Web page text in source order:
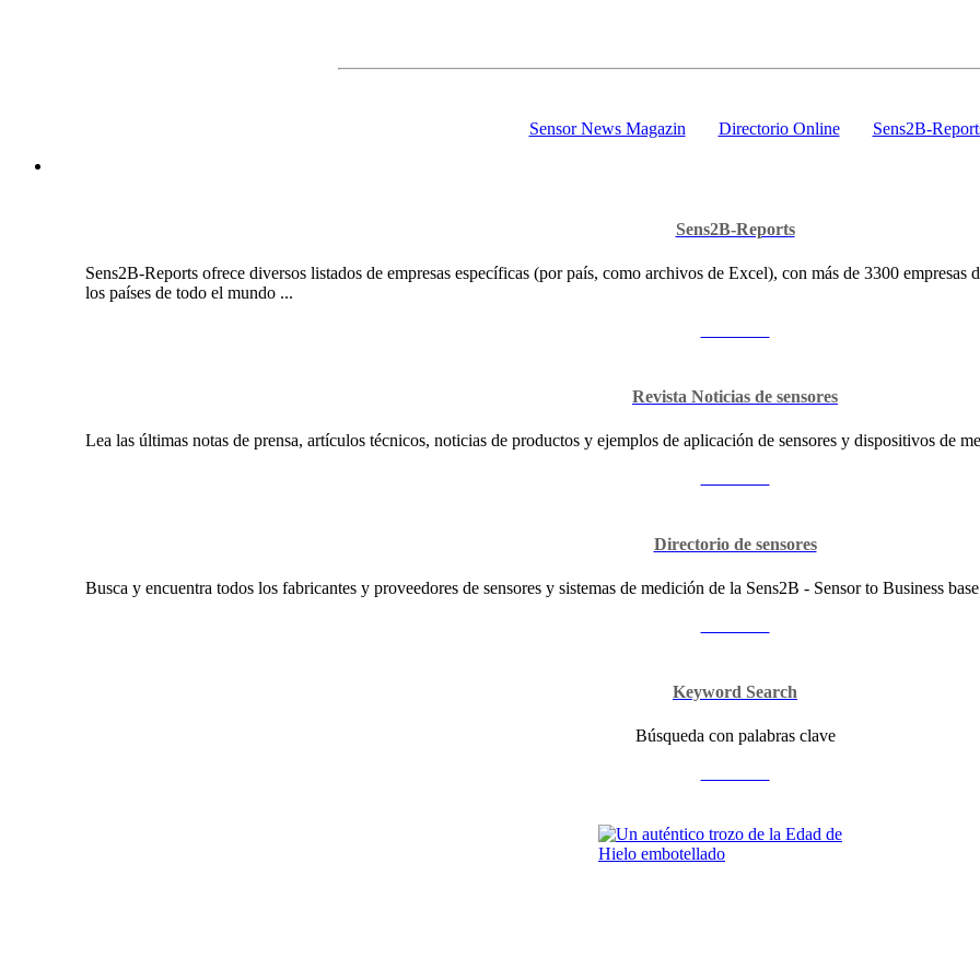
Sensor News Magazin Directorio Online Sens2B-
Sens2B-Reports
Sens2B-Reports ofrece diversos listados de empresas específicas (por país, como archivos de Excel), con más de 3300 empresas
los países de todo el mundo ...
Revista Noticias de sensores
Lea las últimas notas de prensa, artículos técnicos, noticias de productos y ejemplos de aplicación de sensores y dispositivos de
Directorio de sensores
Busca y encuentra todos los fabricantes y proveedores de sensores y sistemas de medición de la Sens2B - Sensor to Business
Keyword Search
Búsqueda con palabras clave